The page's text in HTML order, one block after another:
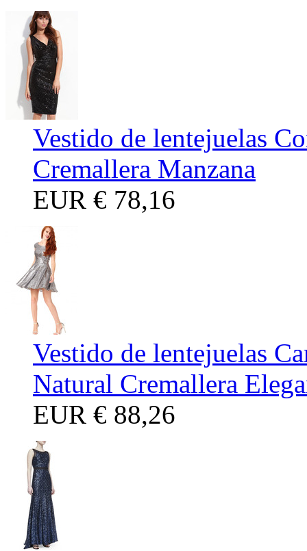
Vestido de lentejuelas
Cremallera Manzana
EUR € 78,16
Vestido de lentejuelas
Natural Cremallera
EUR € 88,26